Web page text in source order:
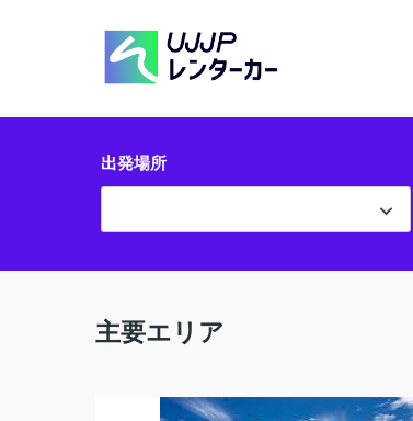
出発場所
主要エリア